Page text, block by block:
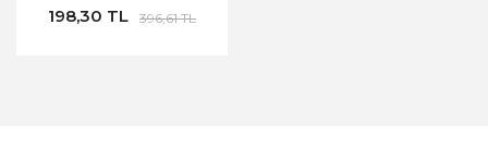
198,30 TL 396,61 TL